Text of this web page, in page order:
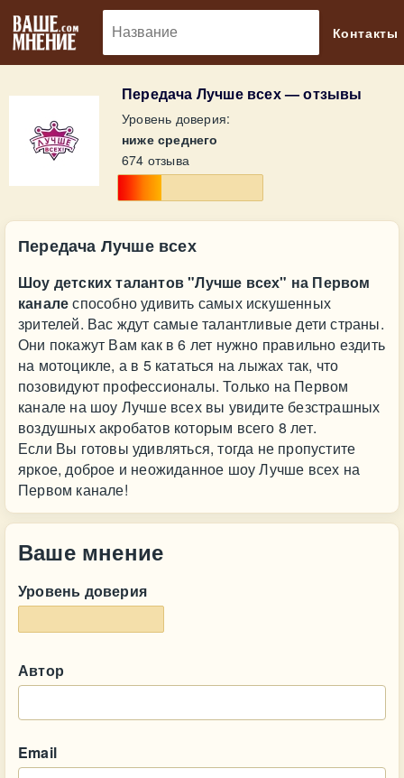
Контакты
Передача Лучше всех — отзывы
Уровень доверия:
ниже среднего
674 отзыва
Передача Лучше всех
Шоу детских талантов "Лучше всех" на Первом
каналеспособно удивить самых искушенных
зрителей. Вас ждут самые талантливые дети страны.
Они покажут Вам как в 6 лет нужно правильно ездить
на мотоцикле, а в 5 кататься на лыжах так, что
позовидуют профессионалы. Только на Первом
канале на шоу Лучше всех вы увидите безстрашных
воздушных акробатов которым всего 8 лет.
Если Вы готовы удивляться, тогда не пропустите
яркое, доброе и неожиданное шоу Лучше всех на
Первом канале!
Ваше мнение
Уровень доверия
Автор
Email